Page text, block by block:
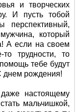
и творческих
И пусть тобой
перспективный,
который
А если на своем
трудности, то
тебе будут
днем рождения!
настоящему
мальчишкой,